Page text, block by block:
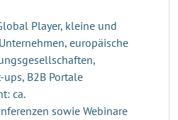
Player, kleine und
europäische
B2B Portale
ca.
sowie Webinare